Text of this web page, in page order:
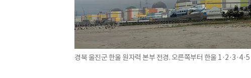
경북 울진군 한울 원자력 본부 전경. 오른쪽부터 한울